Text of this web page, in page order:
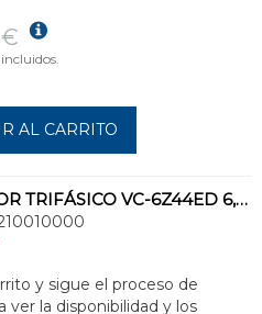
€
AL CARRITO
CONTACTOR TRIFÁSICO VC-6Z44ED 6,6kVca 110V CC CORRIENTE MÁXIMA 3x400A
y sigue el proceso de
ver la disponibilidad y los